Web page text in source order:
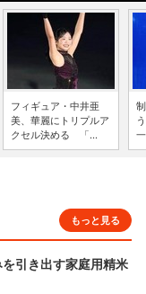
フィギュア・中井亜
美、華麗にトリプルア
クセル決める 「...
もっと見る
引き出す家庭用精米